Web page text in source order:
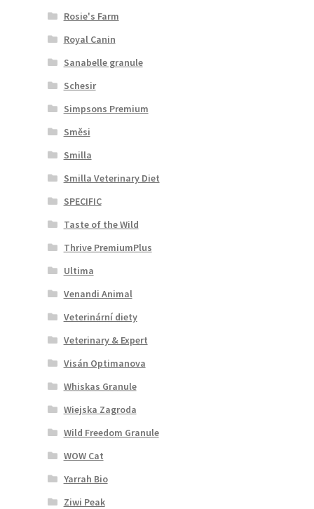
Rosie's Farm
Royal Canin
Sanabelle granule
Schesir
Simpsons Premium
Směsi
Smilla
Smilla Veterinary Diet
SPECIFIC
Taste of the Wild
Thrive PremiumPlus
Ultima
Venandi Animal
Veterinární diety
Veterinary & Expert
Visán Optimanova
Whiskas Granule
Wiejska Zagroda
Wild Freedom Granule
WOW Cat
Yarrah Bio
Ziwi Peak